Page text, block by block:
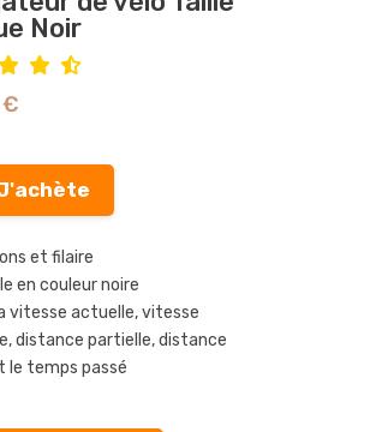
Noir
et filaire
en couleur noire
vitesse actuelle, vitesse
distance partielle, distance
le temps passé